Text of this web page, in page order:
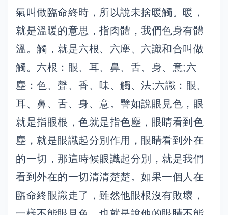
氣叫做臨命終時，所以說未捨暖觸。暖，
就是溫暖的意思，指肉體，我們色身有體
溫。觸，就是六根、六塵、六識和合叫做
觸。六根：眼、耳、鼻、舌、身、意;六
塵：色、聲、香、味、觸、法;六識：眼、
耳、鼻、舌、身、意。譬如說眼見色，眼
就是指眼根，色就是指色塵，眼睛看到色
塵，就是眼識起分別作用，眼睛看到外在
的一切，那這時候眼識起分別，就是我們
看到外在的一切清清楚楚。如果一個人在
臨命終眼識走了，雖然他眼根沒有敗壞，